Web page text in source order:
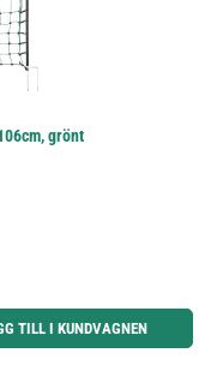
grönt
för att öka eller minska kvantiteten.
TILL I KUNDVAGNEN